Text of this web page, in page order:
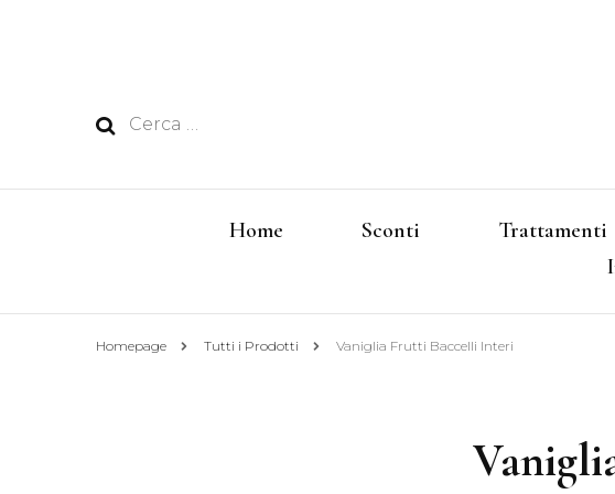
Ricerca
Vendita
Home Sconti Trattamenti
Homepage Tutti i Prodotti Vaniglia Frutti Baccelli Interi